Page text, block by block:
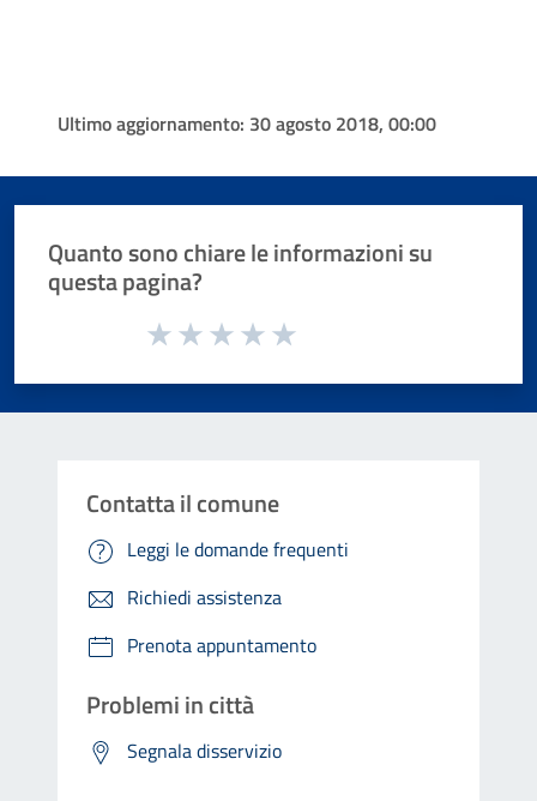
Ultimo aggiornamento: 30 agosto 2018, 00:00
Quanto sono chiare le informazioni su
questa pagina?
Valuta da 1 a 5 stelle la pagina
Contatta il comune
Leggi le domande frequenti
Richiedi assistenza
Prenota appuntamento
Problemi in città
Segnala disservizio